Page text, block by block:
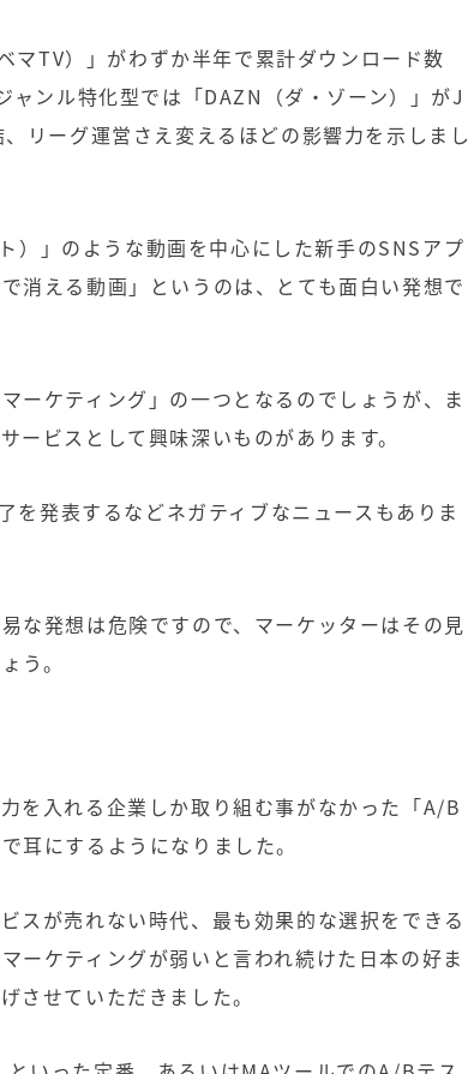
マTV）」がわずか半年で累計ダウンロード数
ャンル特化型では「DAZN （ダ・ゾーン）」がJ
リーグ運営さえ変えるほどの影響力を示しまし
）」のような動画を中心にした新手のSNS アプ
消える動画」というのは、とても面白い発想で
ーケティング」の一つとなるのでしょうが、ま
ービスとして興味深いものがあります。
を発表するなどネガティブなニュースもありま
な発想は危険ですので、マーケッターはその見
う。
を入れる企業しか取り組む事がなかった「A/B
耳にするようになりました。
スが売れない時代、最も効果的な選択をできる
ーケティングが弱いと言われ続けた日本の好ま
させていただきました。